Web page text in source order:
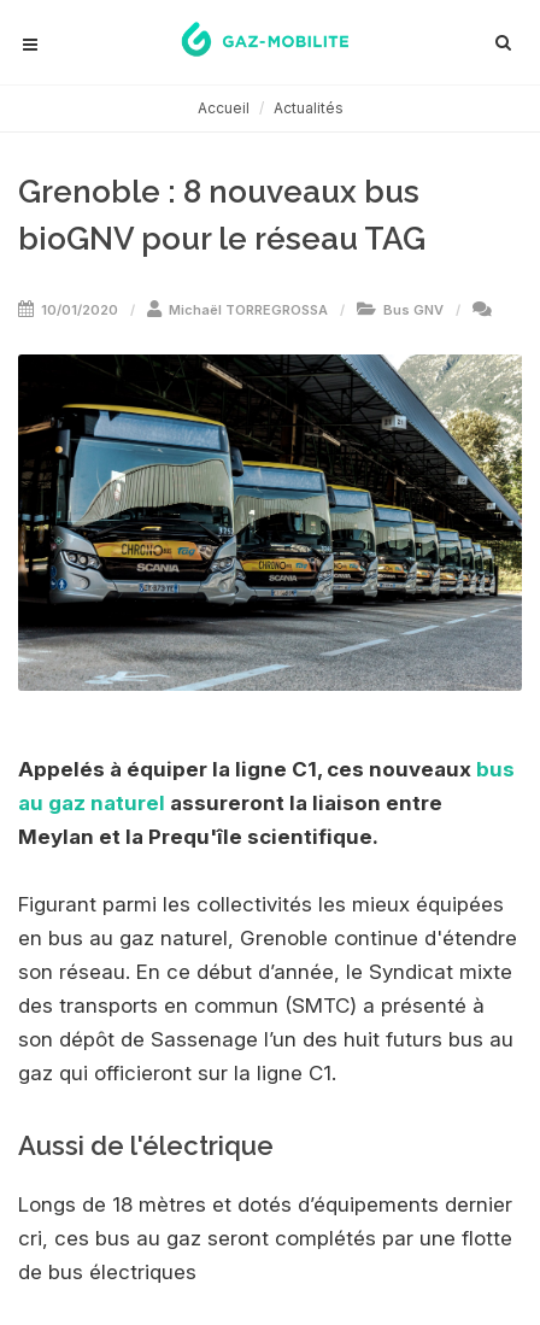
Accueil Actualités
Grenoble : 8 nouveaux bus
bioGNV pour le réseau TAG
10/01/2020 Michaël TORREGROSSA Bus GNV
Appelés à équiper la ligne C1, ces nouveaux bus
au gaz naturel assureront la liaison entre
Meylan et la Prequ'île scientifique.
Figurant parmi les collectivités les mieux équipées
en bus au gaz naturel, Grenoble continue d'étendre
son réseau. En ce début d’année, le Syndicat mixte
des transports en commun (SMTC) a présenté à
son dépôt de Sassenage l’un des huit futurs bus au
gaz qui officieront sur la ligne C1.
Aussi de l'électrique
Longs de 18 mètres et dotés d’équipements dernier
cri, ces bus au gaz seront complétés par une flotte
de bus électriques